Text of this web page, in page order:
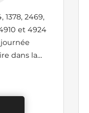
1378, 2469,
et 4924
dans la